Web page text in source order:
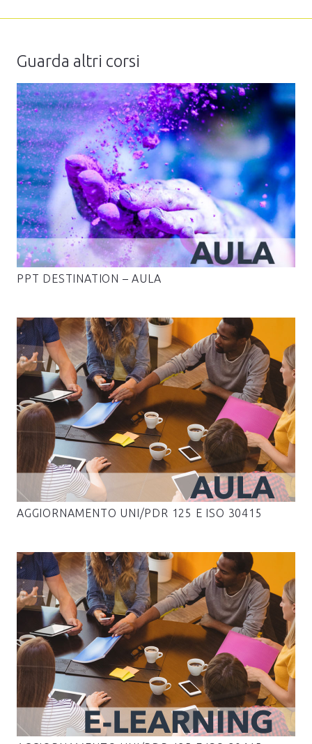
Guarda altri corsi
PPT DESTINATION – AULA
AGGIORNAMENTO UNI/PDR 125 E ISO 30415